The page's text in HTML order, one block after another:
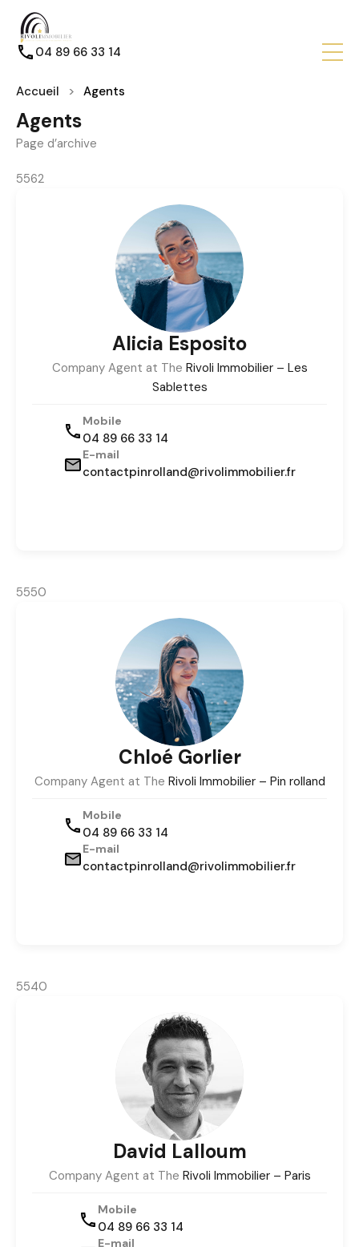
04 89 66 33 14
Accueil Agents
Agents
Page d’archive
5562
Alicia Esposito
Company Agent at The Rivoli Immobilier – Les
Sablettes
Mobile
04 89 66 33 14
E-mail
contactpinrolland@rivolimmobilier.fr
5550
Chloé Gorlier
Company Agent at The Rivoli Immobilier – Pin rolland
Mobile
04 89 66 33 14
E-mail
contactpinrolland@rivolimmobilier.fr
5540
David Lalloum
Company Agent at The Rivoli Immobilier – Paris
Mobile
04 89 66 33 14
E-mail